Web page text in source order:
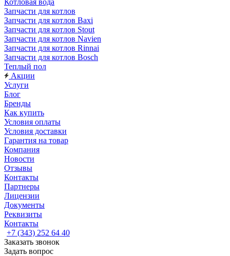
Котловая вода
Запчасти для котлов
Запчасти для котлов Baxi
Запчасти для котлов Stout
Запчасти для котлов Navien
Запчасти для котлов Rinnai
Запчасти для котлов Bosch
Теплый пол
Акции
Услуги
Блог
Бренды
Как купить
Условия оплаты
Условия доставки
Гарантия на товар
Компания
Новости
Отзывы
Контакты
Партнеры
Лицензии
Документы
Реквизиты
Контакты
+7 (343) 252 64 40
Заказать звонок
Задать вопрос